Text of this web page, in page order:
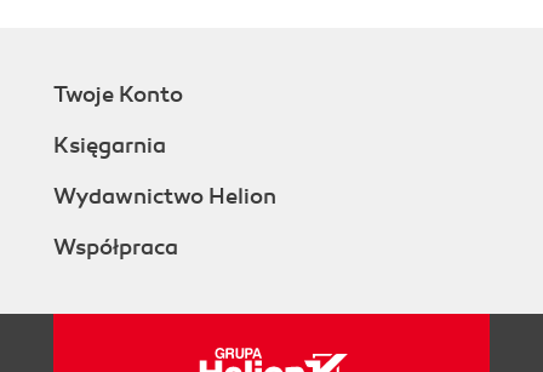
Twoje Konto
Księgarnia
Wydawnictwo Helion
Współpraca